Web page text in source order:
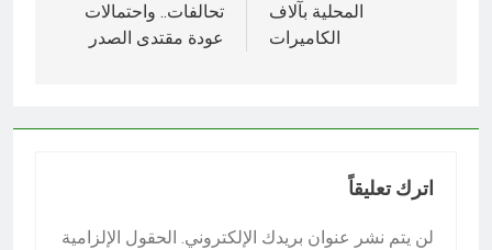
المحلية بآلاف
الكاميرات
تحالفات.. واحتمالات
عودة مقتدى الصدر
اترك تعليقاً
لن يتم نشر عنوان بريدك الإلكتروني. الحقول الإلزامية